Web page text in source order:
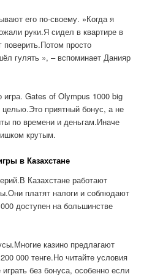
его по-своему. »Когда я
руки.Я сидел в квартире в
поверить.Потом просто
гулять », – вспоминает Данияр
игра. Gates of Olympus 1000 big
приятный бонус, а не
по времени и деньгам.Иначе
крутым.
в Казахстане
Казахстане работают
платят налоги и соблюдают
доступен на большинстве
казино предлагают
000 тенге.Но читайте условия
без бонуса, особенно если